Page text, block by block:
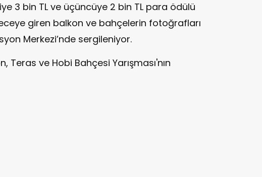
3 bin TL ve üçüncüye 2 bin TL para ödülü
giren balkon ve bahçelerin fotoğrafları
Merkezi’nde sergileniyor.
Teras ve Hobi Bahçesi Yarışması'nın